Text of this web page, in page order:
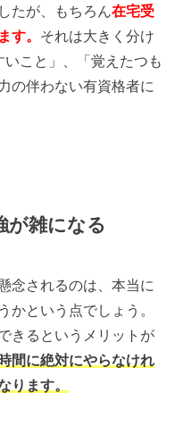
たが、もちろん在宅受
す。 それは大きく分け
こと」、「覚えたつも
の伴わない有資格者に
が雑になる
念されるのは、本当に
かという点でしょう。
きるというメリットが
間に絶対にやらなけれ
ります。